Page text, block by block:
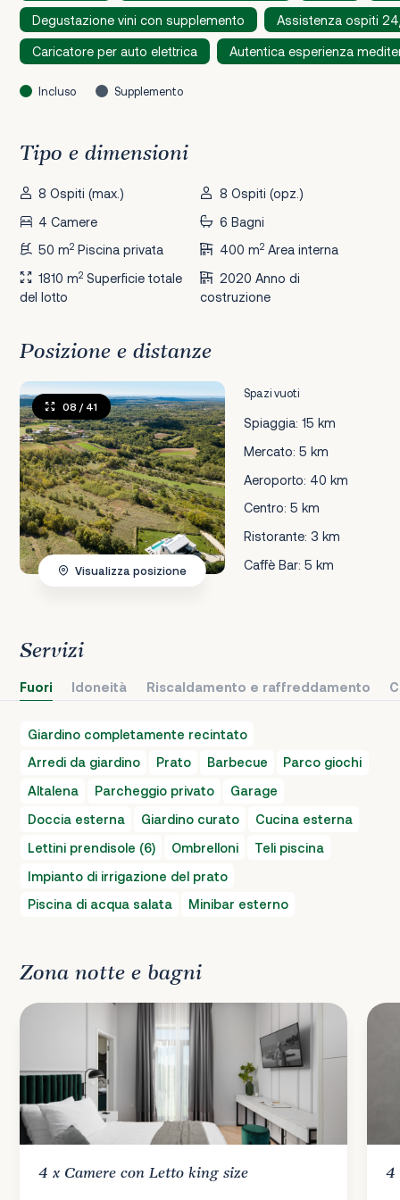
Degustazione vini con supplemento Assistenza ospiti
Caricatore per auto elettrica Autentica esperienza
Incluso Supplemento
Tipo e dimensioni
8 Ospiti (max.)
8 Ospiti (opz.)
4 Camere
6 Bagni
50 m2 Piscina privata 400 m2Area interna
1810 m2 Superficie totale
del lotto
2020 Anno di
costruzione
Posizione e distanze
Spazi vuoti
Spiaggia: 15 km
Mercato: 5 km
Aeroporto: 40 km
Centro: 5 km
Ristorante: 3 km
Caffè Bar: 5 km
08 / 41
Visualizza posizione
Servizi
Fuori Idoneità Riscaldamento e raffreddamento
Giardino completamente recintato
Arredi da giardino
Prato Barbecue
Parco giochi
Altalena
Parcheggio privato
Garage
Doccia esterna
Giardino curato
Cucina esterna
Lettini prendisole (6)
Ombrelloni
Teli piscina
Impianto di irrigazione del prato
Piscina di acqua salata
Minibar esterno
Zona notte e bagni
4 x Camere con Letto king size 4